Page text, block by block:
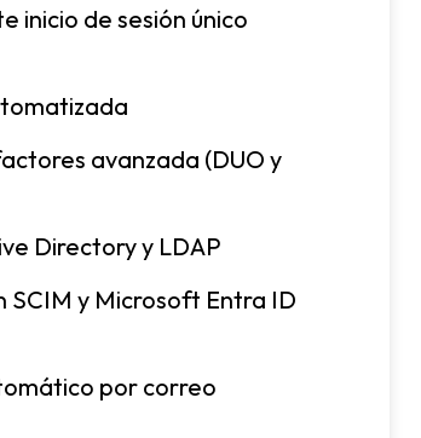
inicio de sesión único
avanzada (DUO y
Directory y LDAP
SCIM y Microsoft Entra ID
por correo